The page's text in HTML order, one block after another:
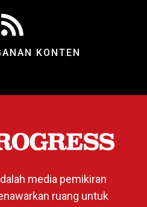
KONTEN
media pemikiran
ruang untuk